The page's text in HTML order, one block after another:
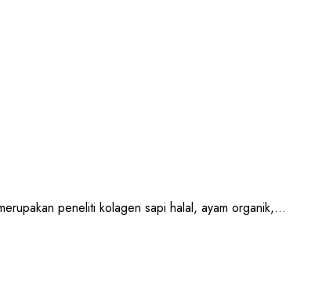
peneliti kolagen sapi halal, ayam organik,...